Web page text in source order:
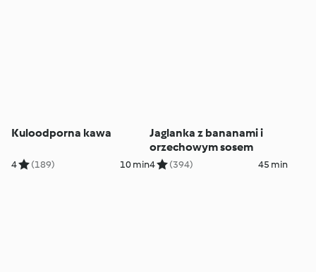
Kuloodporna kawa
4 (189) 10 min
Jaglanka z bananami i
orzechowym sosem
4 (394) 45 min